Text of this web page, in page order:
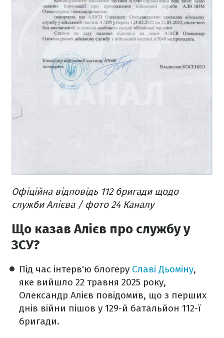
Офіційна відповідь 112 бригади щодо
служби Алієва / фото 24 Каналу
Що казав Алієв про службу у
ЗСУ?
Під час інтерв'ю блогеру Славі Дьоміну,
яке вийшло 22 травня 2025 року,
Олександр Алієв повідомив, що з перших
днів війни пішов у 129-й батальйон 112-ї
бригади.